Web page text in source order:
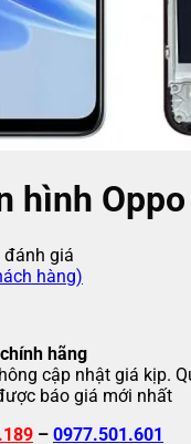
hình
đánh giá
hàng)
hãng
cập nhật giá kịp.
báo giá mới nhất
– 0977.501.601